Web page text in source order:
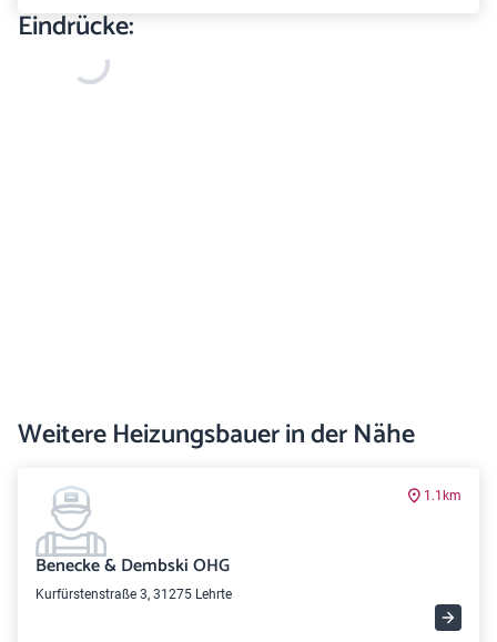
Eindrücke:
Weitere Heizungsbauer in der Nähe
1.1km
Benecke & Dembski OHG
Kurfürstenstraße 3, 31275 Lehrte